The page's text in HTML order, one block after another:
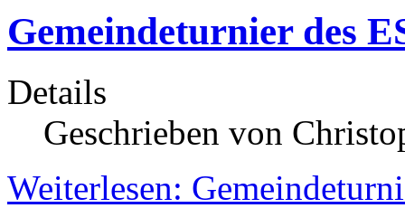
Gemeindeturnier des
Details
Geschrieben von
Weiterlesen: